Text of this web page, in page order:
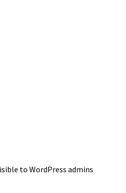
to WordPress admins